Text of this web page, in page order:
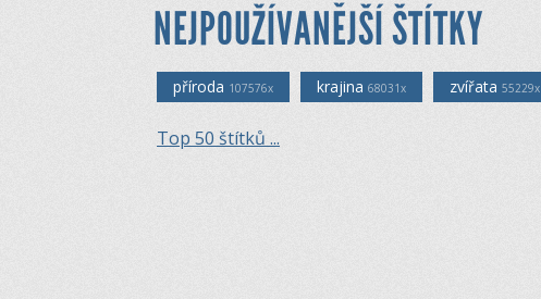
NEJPOUŽÍVANĚJŠÍ ŠTÍTKY
příroda 107576x krajina 68031x zvířata 55229x
Top 50 štítků ...